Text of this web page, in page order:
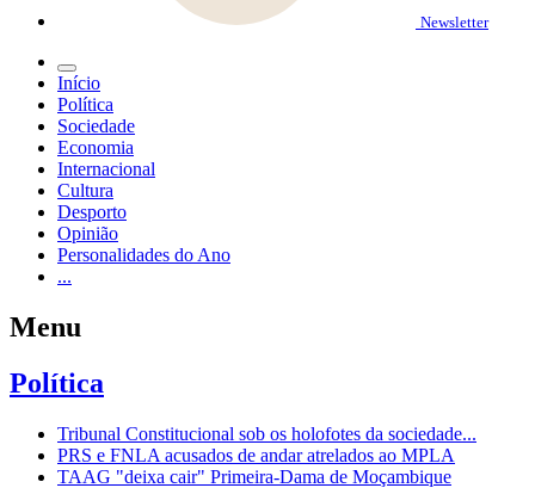
Newsletter
Início
Política
Sociedade
Economia
Internacional
Cultura
Desporto
Opinião
Personalidades do Ano
...
Menu
Política
Tribunal Constitucional sob os holofotes da sociedade...
PRS e FNLA acusados de andar atrelados ao MPLA
TAAG "deixa cair" Primeira-Dama de Moçambique